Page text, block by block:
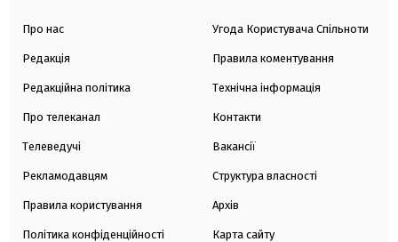
Про нас
Редакція
Редакційна політика
Про телеканал
Телеведучі
Рекламодавцям
Правила користування
Політика конфіденційності
Угода Користувача Спільноти
Правила коментування
Технічна інформація
Контакти
Вакансії
Структура власності
Архів
Карта сайту